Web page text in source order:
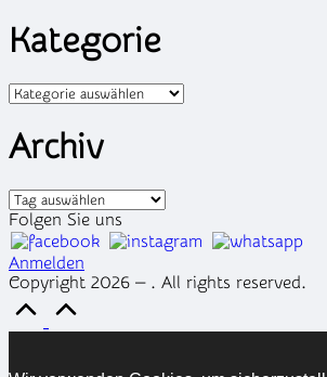
Kategorie
Kategorien
Archiv
Archiv
Folgen Sie uns
Anmelden
Copyright 2026 — . All rights reserved.